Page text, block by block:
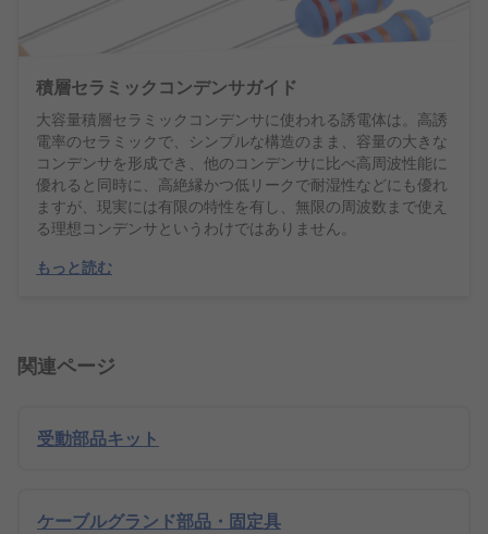
積層セラミックコンデンサガイド
大容量積層セラミックコンデンサに使われる誘電体は。高誘
電率のセラミックで、シンプルな構造のまま、容量の大きな
コンデンサを形成でき、他のコンデンサに比べ高周波性能に
優れると同時に、高絶縁かつ低リークで耐湿性などにも優れ
ますが、現実には有限の特性を有し、無限の周波数まで使え
る理想コンデンサというわけではありません。
もっと読む
関連ページ
受動部品キット
ケーブルグランド部品・固定具